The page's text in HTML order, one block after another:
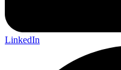
LinkedIn